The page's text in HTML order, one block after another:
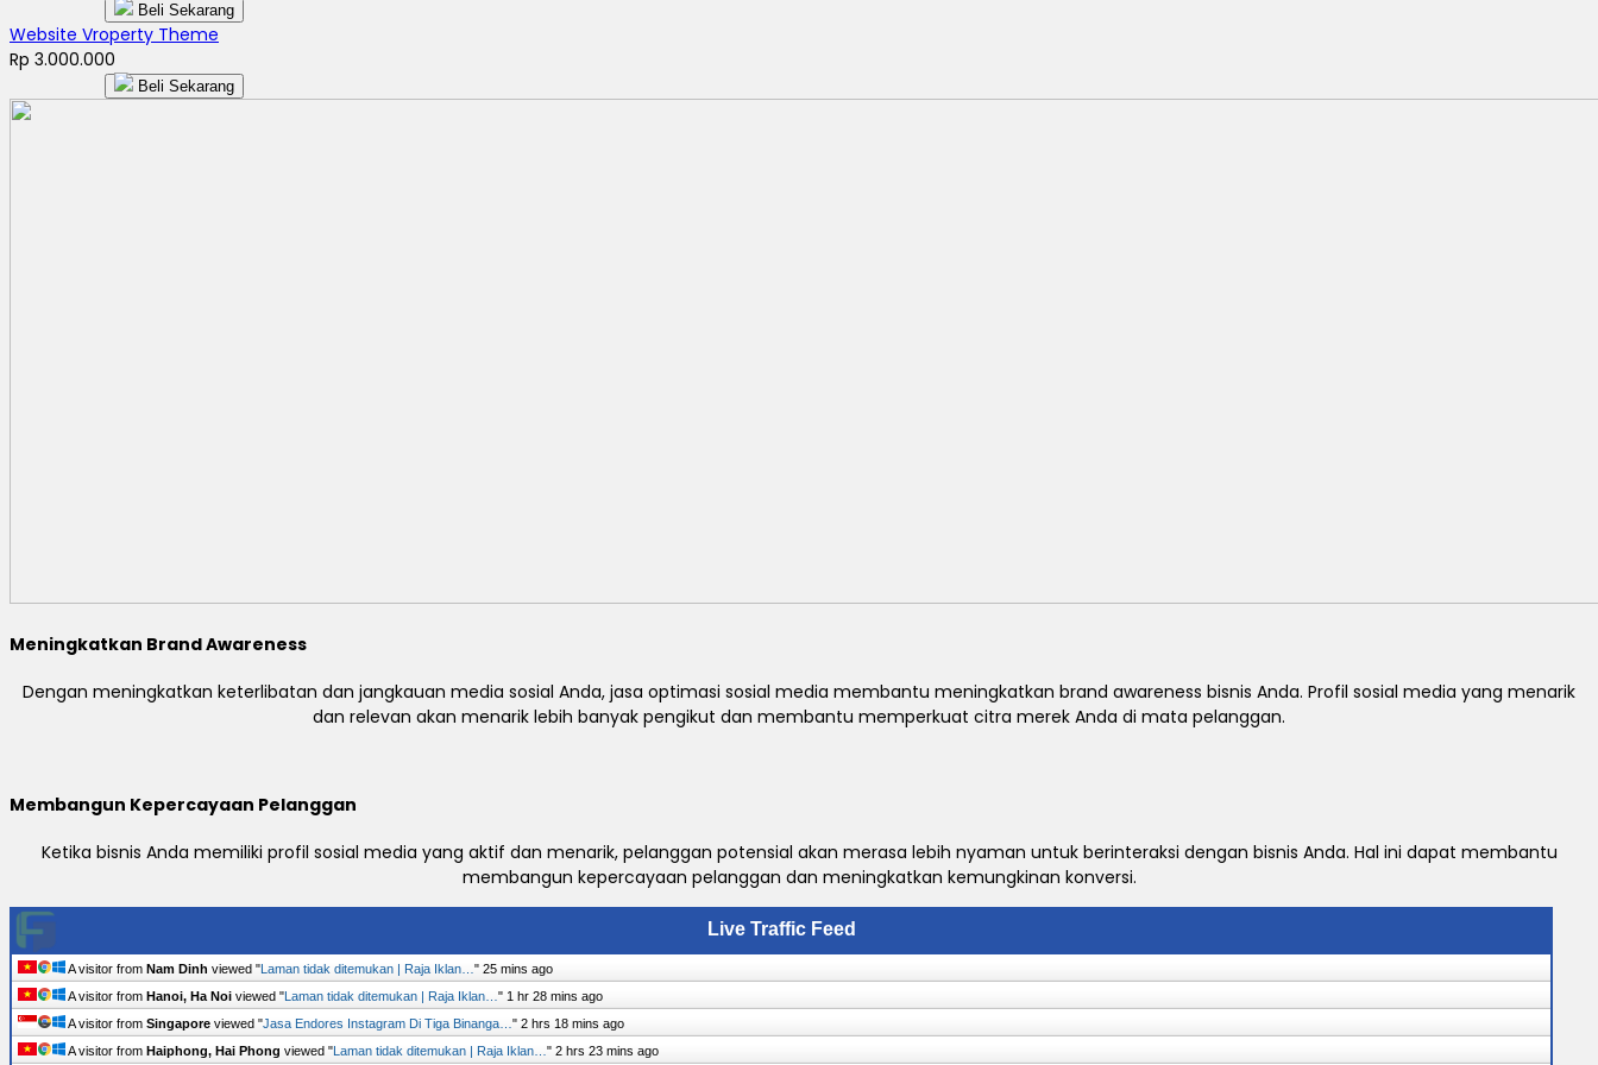
Beli Sekarang
Website Vroperty Theme
Rp 3.000.000
Beli Sekarang
Meningkatkan Brand Awareness
Dengan meningkatkan keterlibatan dan jangkauan media sosial Anda, jasa optimasi sosial media membantu meningkatkan brand awareness bisnis Anda. Profil sosial media yang menarik
dan relevan akan menarik lebih banyak pengikut dan membantu memperkuat citra merek Anda di mata pelanggan.
Membangun Kepercayaan Pelanggan
Ketika bisnis Anda memiliki profil sosial media yang aktif dan menarik, pelanggan potensial akan merasa lebih nyaman untuk berinteraksi dengan bisnis Anda. Hal ini dapat membantu
membangun kepercayaan pelanggan dan meningkatkan kemungkinan konversi.
Live Traffic Feed
A visitor from Nam Dinh viewed "Laman tidak ditemukan | Raja Iklan… " 25 mins ago
A visitor from Hanoi, Ha Noi viewed "Laman tidak ditemukan | Raja Iklan… " 1 hr 28 mins ago
A visitor from Singapore viewed "Jasa Endores Instagram Di Tiga Binanga… " 2 hrs 18 mins ago
A visitor from Haiphong, Hai Phong viewed "Laman tidak ditemukan | Raja Iklan… " 2 hrs 23 mins ago